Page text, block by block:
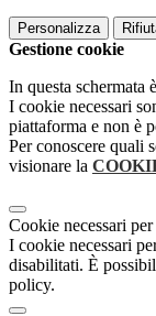
Personalizza
Gestione cookie
In questa schermata
I cookie necessari
piattaforma e non è
Per conoscere quali
visionare la
Cookie necessari
I cookie necessari
disabilitati. È
policy.